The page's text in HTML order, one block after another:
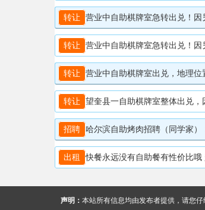
转让 营业中自助棋牌室急转出兑！因
转让 营业中自助棋牌室急转出兑！因
转让 营业中自助棋牌室出兑，地理位
转让 望奎县一自助棋牌室整体出兑，
招聘 哈尔滨自助烤肉招聘（同学家）
出租 快餐永远没有自助餐有性价比
声明： 本站所有信息均由发布者提供，请您